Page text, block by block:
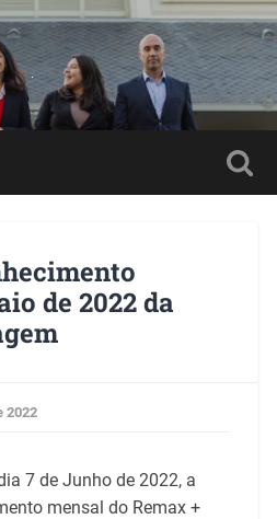
de 2022 da
2022
7 de Junho de 2022, a
mensal do Remax +